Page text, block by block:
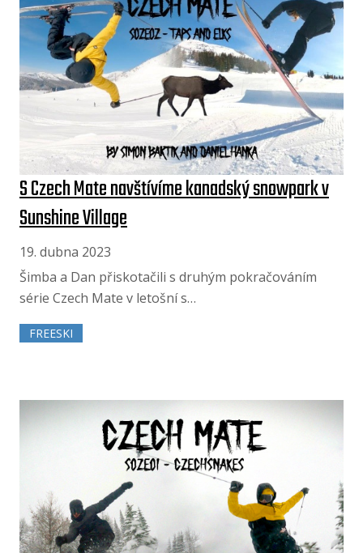
S Czech Mate navštívíme kanadský snowpark v
Sunshine Village
19. dubna 2023
Šimba a Dan přiskotačili s druhým pokračováním
série Czech Mate v letošní s…
FREESKI